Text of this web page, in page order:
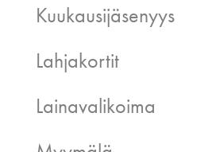
Kuukausijäsenyys
Lahjakortit
Lainavalikoima